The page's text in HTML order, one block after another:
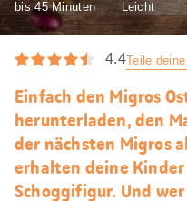
4.4Teile
bis 45 Minuten
Leicht
Einfach den Migros
herunterladen, den
der nächsten Migros
erhalten deine
Schoggifigur. Und